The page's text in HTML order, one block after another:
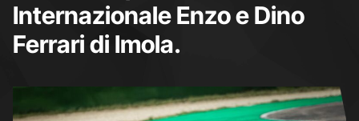
Internazionale Enzo e Dino
Ferrari di Imola.